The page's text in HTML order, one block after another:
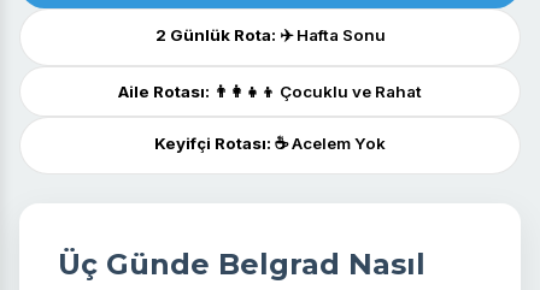
2 Günlük Rota: ✈️ Hafta Sonu
Aile Rotası: 👨‍👩‍👧‍👦 Çocuklu ve Rahat
Keyifçi Rotası: ☕️ Acelem Yok
Üç Günde Belgrad Nasıl